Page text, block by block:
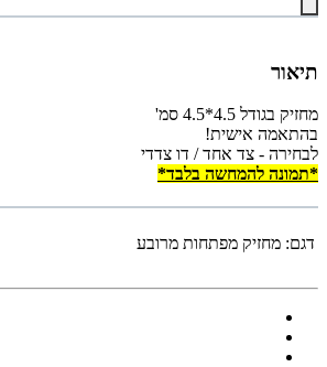
תיאור
מחזיק בגודל 4.5*4.5 סמ'
בהתאמה אישית!
לבחירה - צד אחד / דו צדדי
*תמונה להמחשה בלבד*
דגם: מחזיק מפתחות מרובע